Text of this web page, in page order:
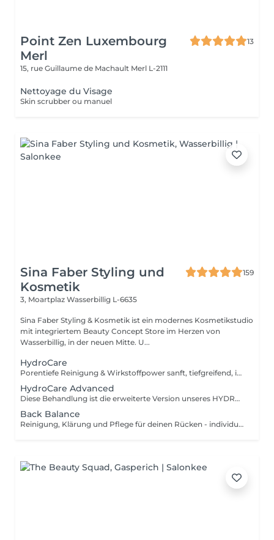
Point Zen Luxembourg
Merl
13
15, rue Guillaume de Machault Merl L-2111
Nettoyage du Visage
Skin scrubber ou manuel
Sina Faber Styling und
Kosmetik
159
3, Moartplaz Wasserbillig L-6635
Sina Faber Styling & Kosmetik ist ein modernes Kosmetikstudio
mit integriertem Beauty Concept Store im Herzen von
Wasserbillig, in der neuen Mitte. U...
HydroCare
Porentiefe Reinigung & Wirkstoffpower sanft, tiefgreifend, individuell. Diese Behandlung bringt deine Haut auf ein neues Level mit der innovativen HYDROcare Aqua Balance Technologie, entwickelt in Deutschland. Anders als herkömmliche Aquabrasion arbeitet HYDROcare nicht nur mit Wasser sondern mit hochkonzentrierten Flüssigkeiten, die gezielt auf deine Hautbedürfnisse abgestimmt sind. 4 präzise abgestimmte Schritte sorgen für eine Kombination aus sanfter Tiefenreinigung, Hauterneuerung, Detox und Wirkstoffversorgung ohne Irritation, aber mit maximalem Glow. Die 4 Schritte im Überblick: 1. CLEAN Sanfte Tiefenreinigung mit Spirulina Maxima Extrakt und Pentylene Glycol. Entfernt Schmutz, überschüssigen Talg & Unreinheiten, stärkt die Hautbarriere 2. PEEL Mildes Peeling mit Glykolsäure & Milchsäure. Verfeinert die Hautstruktur, löst abgestorbene Hautzellen und bereitet die Haut optimal auf Wirkstoffe vor 3. DETOX Klärende Tiefenreinigung mit Hamamelis & Kamillenextrakt. Beruhigt, wirkt entzündungshemmend & reduziert Unterlagerungen 4. REFRESH Intensive Versorgung mit niedermolekularer Hyaluronsäure & Vitamin C. Polstert auf, versorgt mit Feuchtigkeit und schenkt sofortige Strahlkraft Ergebnisse, die du spürst und siehst!
HydroCare Advanced
Diese Behandlung ist die erweiterte Version unseres HYDROcare-Facials und geht noch einen entscheidenden Schritt weiter: Neben den 4 klassischen Aqua-Steps sorgt eine gezielte Sauerstoff-Wirkstoffversorgung und eine Druckluftmassage dafür, dass die Haut nicht nur gereinigt und durchfeuchtet wird sondern in der Tiefe versorgt, aktiviert und nachhaltig gestärkt. 6 Schritte für echte Veränderung: 1. CLEAN Reinigung mit Spirulina & Pentylene Glycol 2. PEEL Milde Säurelösung mit Glykol- & Milchsäure 3. DETOX Talgregulation mit Kamille & Hamamelis 4. REFRESH Hyaluron & Vitamin C für Frische & Glow 5. OXYGEN GUN Tiefenwirksame Wirkstoffversorgung: Hochdosierte Essenzen werden mit feinem Sauerstoffnebel auf die Haut aufgebracht. Durch ihre besonders niedrige Molekularstruktur dringen die Wirkstoffe tief ein ideal zur intensiven Feuchtigkeitsversorgung, Anti-Aging oder Beruhigung. 6. DERMA PRESSURE Sanfte Druckluftmassage: Impulse per Druckluft massieren die Essenzen gezielt in tiefere Hautschichten. Besonders effizient, punktgenau und völlig schmerzfrei für langanhaltende Effekte und ein strahlendes Finish.
Back Balance
Reinigung, Klärung und Pflege für deinen Rücken - individuell & wirkungsvoll. Unreiner Rücken? Unterlagerungen Pickelmale oder kleine Entzündungen, die einfach nicht weggehen wollen? Die Haut am Rücken ist oft schwieriger zu pflegen und dabei genauso sensibel wie im Gesicht. Mit Back Balance bieten wir dir eine professionelle Tiefenreinigung des Rückens abgestimmt auf dein Hautbild und deine individuellen Bedürfnisse. Was erwartet dich? Diese Behandlung kombiniert modernste Reinigungstechniken mit regenerierender Pflege, um die obersten Hautschichten gezielt zu verfeinern und für die Ausreinigung vorzubereiten. Besonders geeignet bei: - Entzündlicher oder unreiner Rückenpartie Akne - hormonell bedingten Rückenausbrüchen - Verhornungen & Pigmentstörungen - Vor besonderen Anlässen (z.B. Sommer, Hochzeit, Rückenfrei-Outfits)